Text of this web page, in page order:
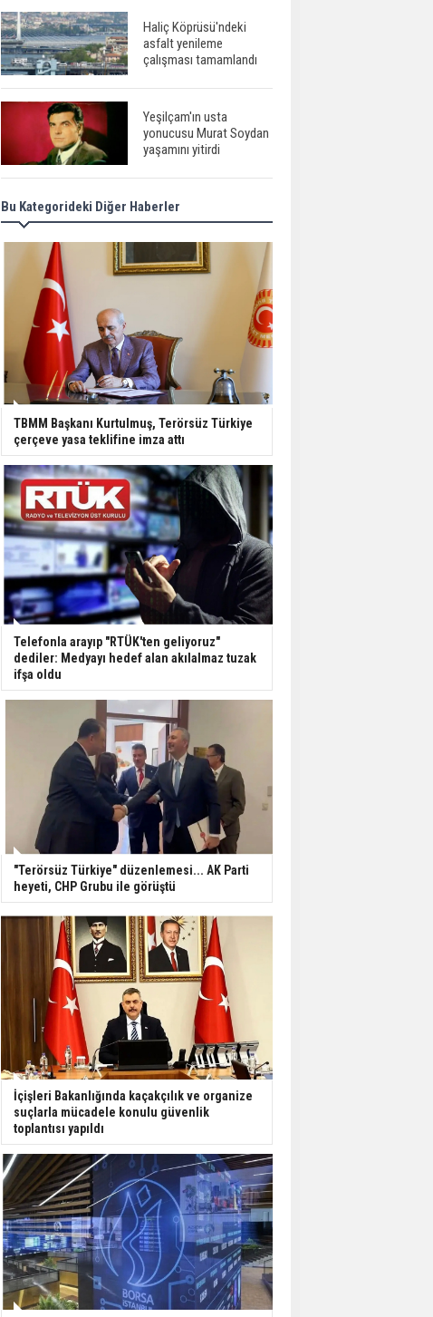
Haliç Köprüsü'ndeki
asfalt yenileme
çalışması tamamlandı
Yeşilçam'ın usta
yonucusu Murat Soydan
yaşamını yitirdi
Meral Akşener ile
Müsavat Dervişoğlu
cenazede görüntülendi
29 Mayıs okullar tatil mi?
Bilim kurgu
gerçekleşiyor...
Dondurulmuş insanları
hayata döndürecek keşif
Ünlü türkücü Mahmut
Tuncer estetik
operasyon geçirdi: Son
hali gündem oldu
Yerli turist 229,7 milyar
lira seyahat harcaması
yaptı
Gazze'deki Sağlık
Vahşetin pençesinde 2
salgın vaka tespit edildi
Bu Kategorideki Diğer Haberler
TBMM Başkanı Kurtulmuş, Terörsüz Türkiye
çerçeve yasa teklifine imza attı
Telefonla arayıp "RTÜK'ten geliyoruz"
dediler: Medyayı hedef alan akılalmaz tuzak
ifşa oldu
"Terörsüz Türkiye" düzenlemesi... AK Parti
heyeti, CHP Grubu ile görüştü
İçişleri Bakanlığında kaçakçılık ve organize
suçlarla mücadele konulu güvenlik
toplantısı yapıldı